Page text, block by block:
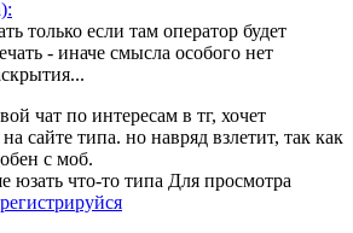
только если там оператор будет
- иначе смысла особого нет
чат по интересам в тг, хочет
сайте типа. но навряд взлетит, так как
с моб.
юзать что-то типа Для просмотра